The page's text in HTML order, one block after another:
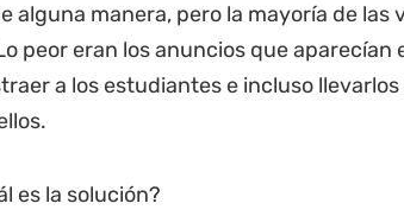
alguna manera, pero la mayoría de las
peor eran los anuncios que aparecían
a los estudiantes e incluso
es la solución?